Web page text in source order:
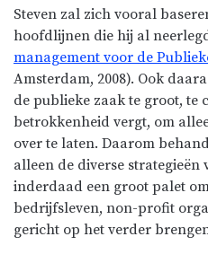
Steven zal zich vooral
hoofdlijnen die hij al
management voor de
Amsterdam, 2008). Ook
de publieke zaak te groot, te
betrokkenheid vergt, om
over te laten. Daarom
alleen de diverse strategieën
inderdaad een groot palet
bedrijfsleven, non-profit
gericht op het verder